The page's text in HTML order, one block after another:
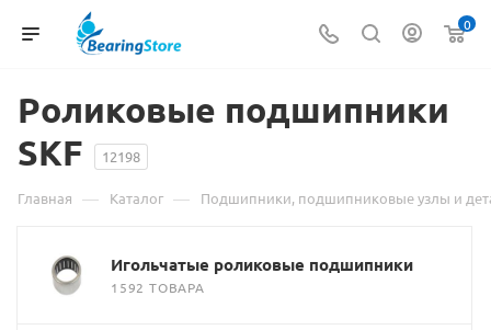
0
Роликовые подшипники
SKF
12198
Главная — Каталог — Подшипники, подшипниковые узлы и
Игольчатые роликовые подшипники
1592 ТОВАРА